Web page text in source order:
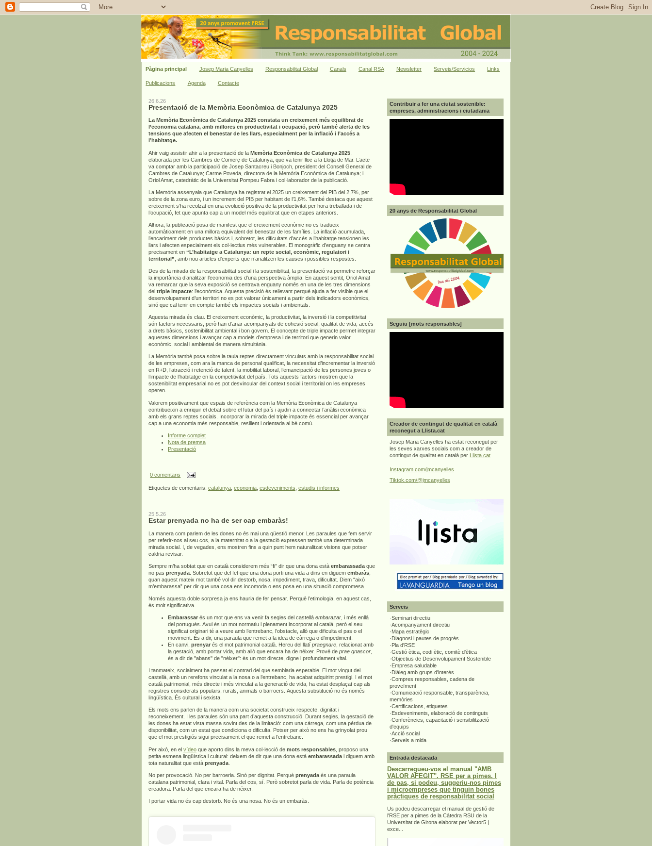
Pàgina principal Josep Maria Canyelles Responsabilitat Global Canals Canal RSA Newsletter Serveis/Servicios Links
Publicacions Agenda Contacte
26.6.26
Presentació de la Memòria Econòmica de Catalunya 2025
La Memòria Econòmica de Catalunya 2025 constata un creixement més equilibrat de
l’economia catalana, amb millores en productivitat i ocupació, però també alerta de les
tensions que afecten el benestar de les llars, especialment per la inflació i l’accés a
l’habitatge.
Ahir vaig assistir ahir a la presentació de la Memòria Econòmica de Catalunya 2025
elaborada per les Cambres de Comerç de Catalunya, que va tenir lloc a la Llotja de Mar. L’acte
va comptar amb la participació de Josep Santacreu i Bonjoch, president del Consell General de
Cambres de Catalunya; Carme Poveda, directora de la Memòria Econòmica de Catalunya; i
Oriol Amat, catedràtic de la Universitat Pompeu Fabra i col·laborador de la publicació.
La Memòria assenyala que Catalunya ha registrat el 2025 un creixement del PIB del 2,7%, per
sobre de la zona euro, i un increment del PIB per habitant de l’1,6%. També destaca que aquest
creixement s’ha recolzat en una evolució positiva de la productivitat per hora treballada i de
l’ocupació, fet que apunta cap a un model més equilibrat que en etapes anteriors.
Alhora, la publicació posa de manifest que el creixement econòmic no es tradueix
automàticament en una millora equivalent del benestar de les famílies. La inflació acumulada,
l’encariment dels productes bàsics i, sobretot, les dificultats d’accés a l’habitatge tensionen les
llars i afecten especialment els col·lectius més vulnerables. El monogràfic d’enguany se centra
precisament en “L’habitatge a Catalunya: un repte social, econòmic, regulatori i
territorial” , amb nou articles d’experts que n’analitzen les causes i possibles respostes.
Des de la mirada de la responsabilitat social i la sostenibilitat, la presentació va permetre reforçar
la importància d’analitzar l’economia des d’una perspectiva àmplia. En aquest sentit, Oriol Amat
va remarcar que la seva exposició se centrava enguany només en una de les tres dimensions
del triple impacte: l’econòmica. Aquesta precisió és rellevant perquè ajuda a fer visible que el
desenvolupament d’un territori no es pot valorar únicament a partir dels indicadors econòmics,
sinó que cal tenir en compte també els impactes socials i ambientals.
Aquesta mirada és clau. El creixement econòmic, la productivitat, la inversió i la competitivitat
són factors necessaris, però han d’anar acompanyats de cohesió social, qualitat de vida, accés
a drets bàsics, sostenibilitat ambiental i bon govern. El concepte de triple impacte permet integrar
aquestes dimensions i avançar cap a models d’empresa i de territori que generin valor
econòmic, social i ambiental de manera simultània.
La Memòria també posa sobre la taula reptes directament vinculats amb la responsabilitat social
de les empreses, com ara la manca de personal qualificat, la necessitat d’incrementar la inversió
en R+D, l’atracció i retenció de talent, la mobilitat laboral, l’emancipació de les persones joves o
l’impacte de l’habitatge en la competitivitat del país. Tots aquests factors mostren que la
sostenibilitat empresarial no es pot desvincular del context social i territorial on les empreses
operen.
Valorem positivament que espais de referència com la Memòria Econòmica de Catalunya
contribueixin a enriquir el debat sobre el futur del país i ajudin a connectar l’anàlisi econòmica
amb els grans reptes socials. Incorporar la mirada del triple impacte és essencial per avançar
cap a una economia més responsable, resilient i orientada al bé comú.
Informe complet
Nota de premsa
Presentació
0 comentaris
Etiquetes de comentaris: catalunya economia esdeveniments estudis i informes
25.5.26
Estar prenyada no ha de ser cap embaràs!
La manera com parlem de les dones no és mai una qüestió menor. Les paraules que fem servir
per referir-nos al seu cos, a la maternitat o a la gestació expressen també una determinada
mirada social. I, de vegades, ens mostren fins a quin punt hem naturalitzat visions que potser
caldria revisar.
Sempre m’ha sobtat que en català considerem més “fi” dir que una dona està embarassada que
no pas prenyada . Sobretot que del fet que una dona porti una vida a dins en diguem embaràs
quan aquest mateix mot també vol dir destorb, nosa, impediment, trava, dificultat. Diem “això
m’embarassa” per dir que una cosa ens incomoda o ens posa en una situació compromesa.
Només aquesta doble sorpresa ja ens hauria de fer pensar. Perquè l’etimologia, en aquest cas,
és molt significativa.
Embarassar és un mot que ens va venir fa segles del castellà embarazar , i més enllà
del portuguès. Avui és un mot normatiu i plenament incorporat al català, però el seu
significat originari té a veure amb l’entrebanc, l’obstacle, allò que dificulta el pas o el
moviment. És a dir, una paraula que remet a la idea de càrrega o d’impediment.
En canvi, prenyar és el mot patrimonial català. Hereu del llatí praegnare , relacionat amb
la gestació, amb portar vida, amb allò que encara ha de néixer. Prové de prae gnascor
és a dir de "abans" de "nèixer": és un mot directe, digne i profundament vital.
I tanmateix, socialment ha passat el contrari del que semblaria esperable. El mot vingut del
castellà, amb un rerefons vinculat a la nosa o a l’entrebanc, ha acabat adquirint prestigi. I el mot
català patrimonial, més directe i més vinculat a la generació de vida, ha estat desplaçat cap als
registres considerats populars, rurals, animals o barroers. Aquesta substitució no és només
lingüística. És cultural i sexista.
Els mots ens parlen de la manera com una societat construeix respecte, dignitat i
reconeixement. I les paraules són una part d’aquesta construcció. Durant segles, la gestació de
les dones ha estat vista massa sovint des de la limitació: com una càrrega, com una pèrdua de
disponibilitat, com un estat que condiciona o dificulta. Potser per això no ens ha grinyolat prou
que el mot prestigiós sigui precisament el que remet a l’entrebanc.
Per això, en el vídeo que aporto dins la meva col·lecció de mots responsables , proposo una
petita esmena lingüística i cultural: deixem de dir que una dona està embarassada i diguem amb
tota naturalitat que està prenyada
No per provocació. No per barroeria. Sinó per dignitat. Perquè prenyada és una paraula
catalana patrimonial, clara i vital. Parla del cos, sí. Però sobretot parla de vida. Parla de potència
creadora. Parla del que encara ha de néixer.
I portar vida no és cap destorb. No és una nosa. No és un embaràs.
Contribuir a fer una ciutat sostenible:
empreses, administracions i ciutadania
20 anys de Responsabilitat Global
Seguiu [mots responsables]
Creador de contingut de qualitat en català
reconegut a Llista.cat
Josep Maria Canyelles ha estat reconegut per
les seves xarxes socials com a creador de
contingut de qualitat en català per
Llista.cat
Instagram.com/jmcanyelles
Tiktok.com/@jmcanyelles
Serveis
·Seminari directiu
·Acompanyament directiu
·Mapa estratègic
·Diagnosi i pautes de progrés
·Pla d'RSE
·Gestió ètica, codi ètic, comitè d'ètica
·Objectius de Desenvolupament Sostenible
·Empresa saludable
·Diàleg amb grups d'interès
·Compres responsables, cadena de
proveïment
·Comunicació responsable, transparència,
memòries
·Certificacions, etiquetes
·Esdeveniments, elaboració de continguts
·Conferències, capacitació i sensibilització
d'equips
·Acció social
·Serveis a mida
Entrada destacada
Descarregueu-vos el manual "AMB
VALOR AFEGIT". RSE per a pimes. I
de pas, si podeu, suggeriu-nos pimes
i microempreses que tinguin bones
pràctiques de responsabilitat social
Us podeu descarregar el manual de gestió de
l'RSE per a pimes de la Càtedra RSU de la
Universitat de Girona elaborat per Vector5 |
exce...